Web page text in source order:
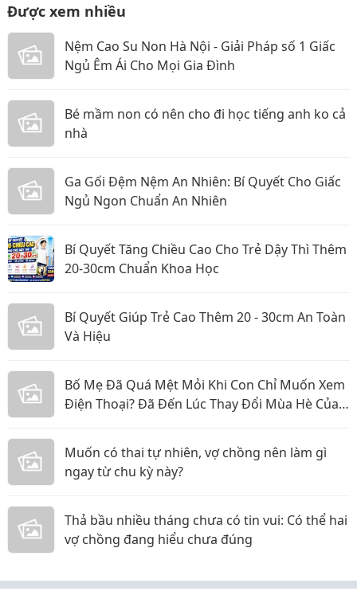
Được xem nhiều
Nệm Cao Su Non Hà Nội - Giải Pháp số 1 Giấc
Ngủ Êm Ái Cho Mọi Gia Đình
Bé mầm non có nên cho đi học tiếng anh ko cả
nhà
Ga Gối Đệm Nệm An Nhiên: Bí Quyết Cho Giấc
Ngủ Ngon Chuẩn An Nhiên
Bí Quyết Tăng Chiều Cao Cho Trẻ Dậy Thì Thêm
20-30cm Chuẩn Khoa Học
Bí Quyết Giúp Trẻ Cao Thêm 20 - 30cm An Toàn
Và Hiệu
Bố Mẹ Đã Quá Mệt Mỏi Khi Con Chỉ Muốn Xem
Điện Thoại? Đã Đến Lúc Thay Đổi Mùa Hè Của
Muốn có thai tự nhiên, vợ chồng nên làm gì
ngay từ chu kỳ này?
Thả bầu nhiều tháng chưa có tin vui: Có thể hai
vợ chồng đang hiểu chưa đúng